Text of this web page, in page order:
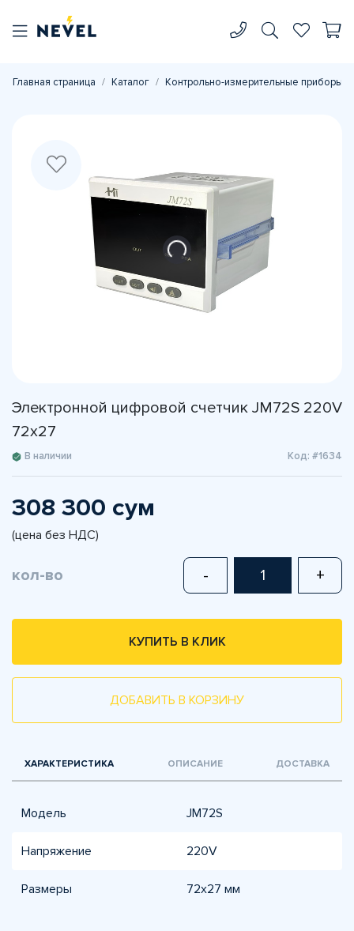
Главная страница Каталог Контрольно-измерительные приборы
Электронной цифровой счетчик JM72S 220V
72х27
В наличии Код: #1634
308 300 сум
(цена без НДС)
кол-во - +
КУПИТЬ В КЛИК
ДОБАВИТЬ В КОРЗИНУ
ХАРАКТЕРИСТИКА ОПИСАНИЕ ДОСТАВКА
Модель JM72S
Напряжение 220V
Размеры 72х27 мм